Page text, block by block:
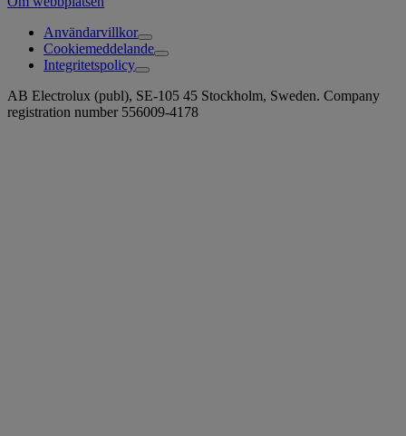
Användarvillkor
Cookiemeddelande
Integritetspolicy
AB Electrolux (publ), SE-105 45 Stockholm, Sweden. Company
registration number 556009-4178